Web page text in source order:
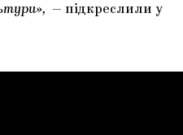
— підкреслили у